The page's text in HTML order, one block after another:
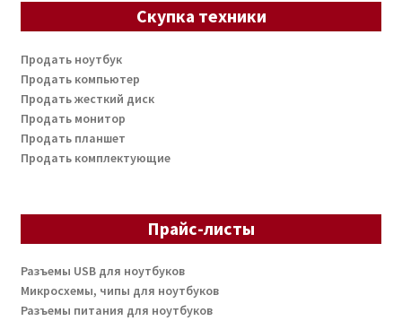
Скупка техники
Продать ноутбук
Продать компьютер
Продать жесткий диск
Продать монитор
Продать планшет
Продать комплектующие
Прайс-листы
Разъемы USB для ноутбуков
Микросхемы, чипы для ноутбуков
Разъемы питания для ноутбуков